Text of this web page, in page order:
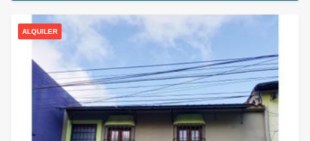
ALQUILER